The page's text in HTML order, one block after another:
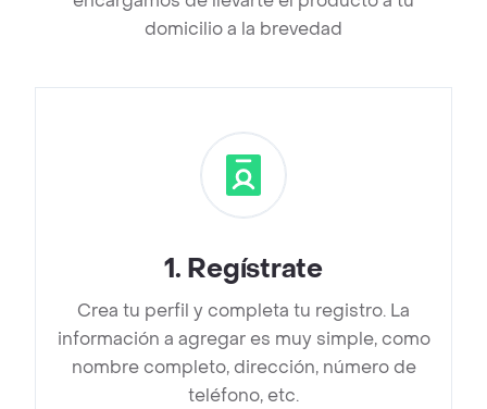
domicilio a la brevedad
1. Regístrate
Crea tu perfil y completa tu registro. La
información a agregar es muy simple, como
nombre completo, dirección, número de
teléfono, etc.